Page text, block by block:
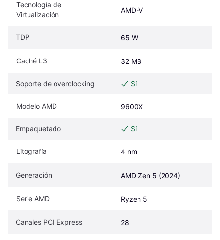
Tecnología de
Virtualización
AMD-V
TDP 65 W
Caché L3 32 MB
Soporte de overclocking Sí
Modelo AMD 9600X
Empaquetado Sí
Litografía 4 nm
Generación AMD Zen 5 (2024)
Serie AMD Ryzen 5
Canales PCI Express 28